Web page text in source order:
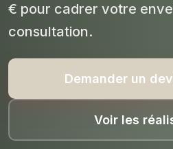
€ pour cadrer votre
consultation.
Demander un
Voir les